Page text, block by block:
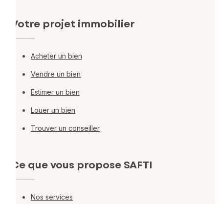
Votre projet immobilier
Acheter un bien
Vendre un bien
Estimer un bien
Louer un bien
Trouver un conseiller
Ce que vous propose SAFTI
Nos services